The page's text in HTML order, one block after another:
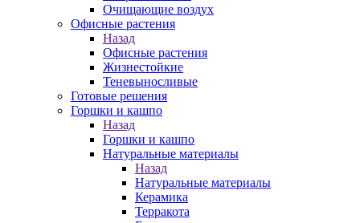
Очищающие воздух
Офисные растения
Назад
Офисные растения
Жизнестойкие
Теневыносливые
Готовые решения
Горшки и кашпо
Назад
Горшки и кашпо
Натуральные материалы
Назад
Натуральные материалы
Керамика
Терракота